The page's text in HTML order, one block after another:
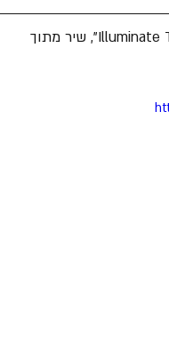
משחררת קליפ חדש ל־"Illuminate The Path", שיר מתוך